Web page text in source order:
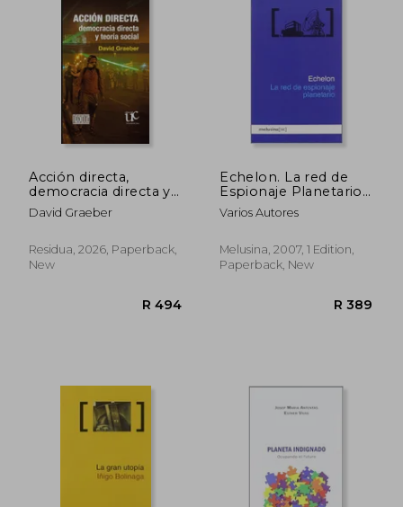
Acción directa,
democracia directa y
teoría social (in
Spanish)
David Graeber
Residua, 2026, Paperback,
New
Echelon. La red de
Espionaje Planetario.
(in Spanish)
Varios Autores
Melusina, 2007, 1 Edition,
Paperback, New